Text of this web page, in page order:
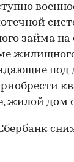
займа на
под
жилой дом